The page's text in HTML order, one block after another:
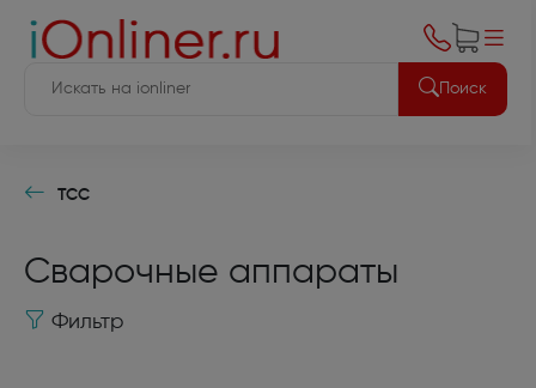
Поиск
ТСС
Сварочные аппараты
Фильтр